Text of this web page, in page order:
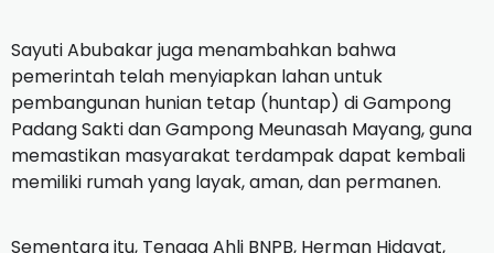
Sayuti Abubakar juga menambahkan bahwa
pemerintah telah menyiapkan lahan untuk
pembangunan hunian tetap (huntap) di Gampong
Padang Sakti dan Gampong Meunasah Mayang, guna
memastikan masyarakat terdampak dapat kembali
memiliki rumah yang layak, aman, dan permanen.
Sementara itu, Tenaga Ahli BNPB, Herman Hidayat,